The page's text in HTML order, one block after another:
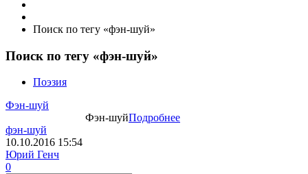
Поиск по тегу «фэн-шуй»
Поиск по тегу «фэн-шуй»
Поэзия
Фэн-шуй
Фэн-шуйПодробнее
фэн-шуй
10.10.2016 15:54
Юрий Генч
0